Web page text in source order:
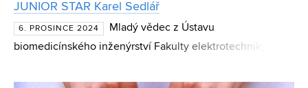
JUNIOR STAR Karel Sedlář
6. PROSINCE 2024
Mladý vědec z Ústavu
biomedicínského inženýrství Fakulty elektrotechniky a
Karel Sedlář se zařadil mezi elitní skupinu 19 mladých